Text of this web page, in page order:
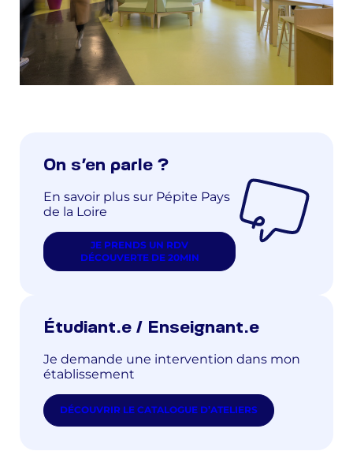
On s’en parle ?
En savoir plus sur Pépite Pays
de la Loire
JE PRENDS UN RDV
DÉCOUVERTE DE 20MIN
Étudiant.e / Enseignant.e
Je demande une intervention dans mon
établissement
DÉCOUVRIR LE CATALOGUE D’ATELIERS